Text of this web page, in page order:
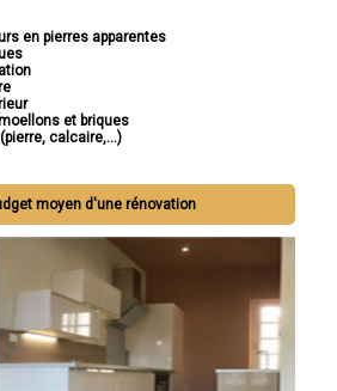
en pierres apparentes
et briques
calcaire,...)
moyen d'une rénovation